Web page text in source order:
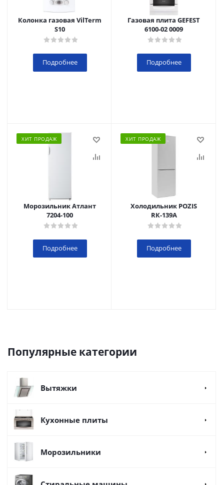
Колонка газовая VilTerm
S10
Подробнее
Газовая плита GEFEST
6100-02 0009
Подробнее
ХИТ ПРОДАЖ
Морозильник Атлант
7204-100
Подробнее
ХИТ ПРОДАЖ
Холодильник POZIS
RК-139А
Подробнее
Популярные категории
Вытяжки
Кухонные плиты
Морозильники